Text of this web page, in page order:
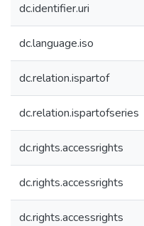
dc.identifier.uri
dc.language.iso
dc.relation.ispartof
dc.relation.ispartofseries
dc.rights.accessrights
dc.rights.accessrights
dc.rights.accessrights